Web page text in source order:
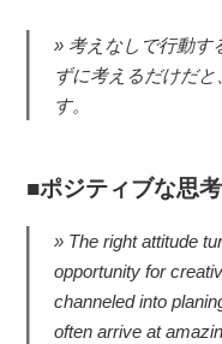
考えなしで行動す
ずに考えるだけだ
す。
ポジティブな思
The right attitude
opportunity for
channeled into
often arrive at